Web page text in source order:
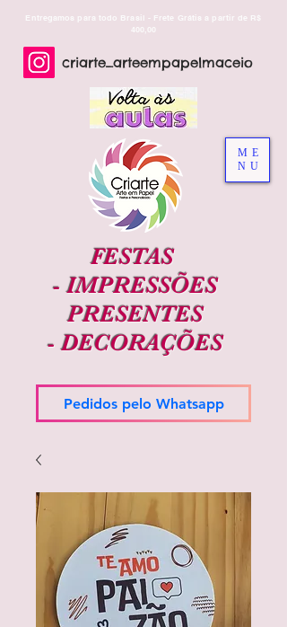
FESTAS
-IMPRESSÕES
PRESENTES
-DECORAÇÕES
Pedidos pelo Whatsapp
ME
NU
Entregamos para todo Brasil - Frete Grátis a partir de R$
400,00
criarte_arteempapelmaceio